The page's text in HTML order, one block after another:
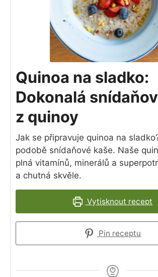
Quinoa na sladko:
Dokonalá
z quinoy
Jak se připravuje quinoa na
podobě snídaňové kaše. Naše
plná vitamínů, minerálů a
a chutná skvěle.
Vytisknout recept
Pin receptu